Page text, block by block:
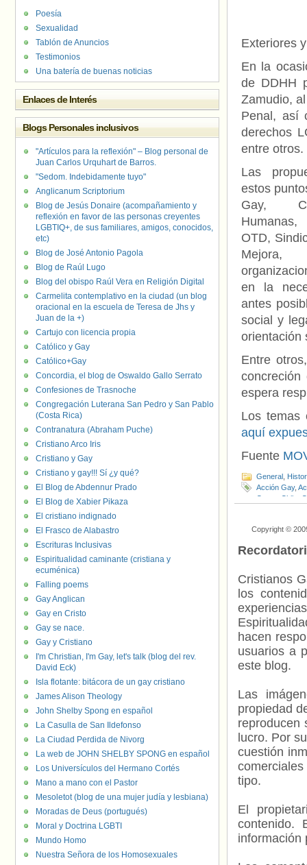
Exteriores
En la
de DDHH
Zamudio,
Penal, así
derechos
entre otros.
Las
estos
Gay,
OTD,
Mejora,
en la
antes
social y
orientación
Entre
espera
Los temas
aquí
Fuente
General
Acción Gay,
Ceres
Chile
MOVILH ,
Copyright ©
Cristianos
los
hacen
usuarios a
este blog.
Las
propiedad
reproducen
lucro. Por
cuestión
tipo.
El
contenido.
información
Poesía
Sexualidad
Tablón de Anuncios
Testimonios
Una batería de buenas noticias
Enlaces de Interés
Blogs Personales inclusivos
"Artículos para la reflexión" – Blog personal de
Juan Carlos Urquhart de Barros.
"Sedom. Indebidamente tuyo"
Anglicanum Scriptorium
Blog de Jesús Donaire (acompañamiento y
reflexión en favor de las personas creyentes
LGBTIQ+, de sus familiares, amigos, conocidos,
etc)
Blog de José Antonio Pagola
Blog de Raúl Lugo
Blog del obispo Raúl Vera en Religión Digital
Carmelita contemplativo en la ciudad (un blog
oracional en la escuela de Teresa de Jhs y
Juan de la +)
Cartujo con licencia propia
Católico y Gay
Católico+Gay
Concordia, el blog de Oswaldo Gallo Serrato
Confesiones de Trasnoche
Congregación Luterana San Pedro y San Pablo
(Costa Rica)
Contranatura (Abraham Puche)
Cristiano Arco Iris
Cristiano y Gay
Cristiano y gay!!! Sí ¿y qué?
El Blog de Abdennur Prado
El Blog de Xabier Pikaza
El cristiano indignado
El Frasco de Alabastro
Escrituras Inclusivas
Espiritualidad caminante (cristiana y
ecuménica)
Falling poems
Gay Anglican
Gay en Cristo
Gay se nace.
Gay y Cristiano
I'm Christian, I'm Gay, let's talk (blog del rev.
David Eck)
Isla flotante: bitácora de un gay cristiano
James Alison Theology
John Shelby Spong en español
La Casulla de San Ildefonso
La Ciudad Perdida de Nivorg
La web de JOHN SHELBY SPONG en español
Los Universículos del Hermano Cortés
Mano a mano con el Pastor
Mesoletot (blog de una mujer judía y lesbiana)
Moradas de Deus (portugués)
Moral y Doctrina LGBTI
Mundo Homo
Nuestra Señora de los Homosexuales